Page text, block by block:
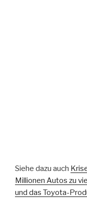
Siehe dazu auch
Millionen Autos zu
und das Toyota-